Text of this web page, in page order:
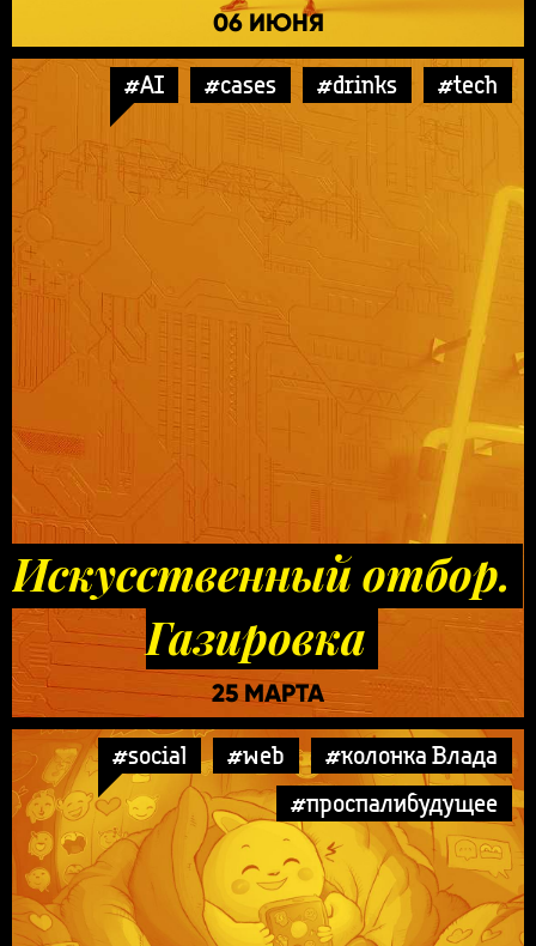
06 ИЮНЯ
#AI #cases #drinks #tech
Искусственный отбор.
Газировка
25 МАРТА
#social #web
#колонка Влада
#проспалибудущее